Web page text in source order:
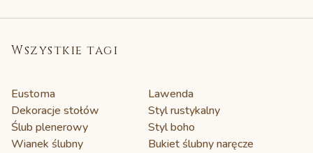
Wszystkie tagi
Eustoma
Lawenda
Dekoracje stołów
Styl rustykalny
Ślub plenerowy
Styl boho
Wianek ślubny
Bukiet ślubny naręcze